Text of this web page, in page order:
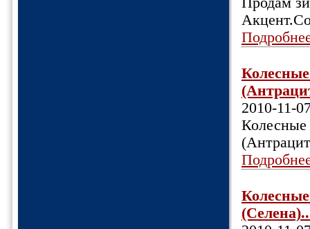
2010-11-
Колесные